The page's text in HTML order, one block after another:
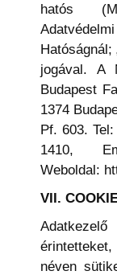
hatós
Hatóságnál;
jogával. A
Budapest
1374
Pf. 603.
1410,
Weboldal:
VII.
érintetteket,
néven